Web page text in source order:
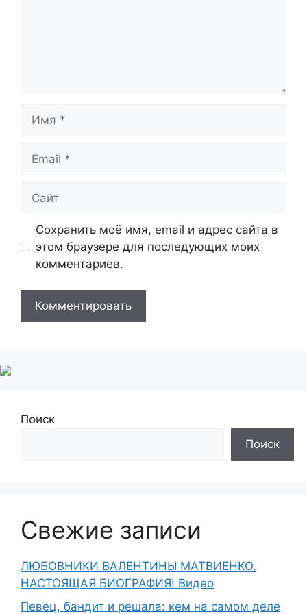
Сохранить моё имя, email и адрес сайта в
этом браузере для последующих моих
комментариев.
Поиск
Поиск
Свежие записи
ЛЮБОВНИКИ ВАЛЕНТИНЫ МАТВИЕНКО.
НАСТОЯЩАЯ БИОГРАФИЯ! Видео
Певец, бандит и решала: кем на самом деле